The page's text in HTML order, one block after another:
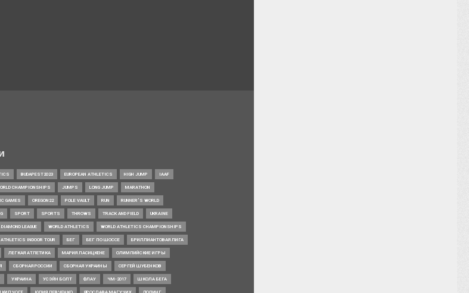
BUDAPEST2023 EUROPEAN ATHLETICS HIGH JUMP IAAF
CHAMPIONSHIPS JUMPS LONG JUMP MARATHON
GAMES OREGON22 POLE VAULT RUN RUNNER’S WORLD
SPORT SPORTS THROWS TRACK AND FIELD UKRAINE
LEAGUE WORLD ATHLETICS WORLD ATHLETICS CHAMPIONSHIPS
ATHLETICS INDOOR TOUR БЕГ БЕГ ПО ШОССЕ БРИЛЛИАНТОВАЯ ЛИГА
ЛЕГКАЯ АТЛЕТИКА МАРИЯ ЛАСИЦКЕНЕ ОЛИМПИЙСКИЕ ИГРЫ
СБОРНАЯ РОССИИ СБОРНАЯ УКРАИНЫ СЕРГЕЙ ШУБЕНКОВ
УКРАИНА УСЭЙН БОЛТ ФЛАУ ЧМ-2017 ШКОЛА БЕГА